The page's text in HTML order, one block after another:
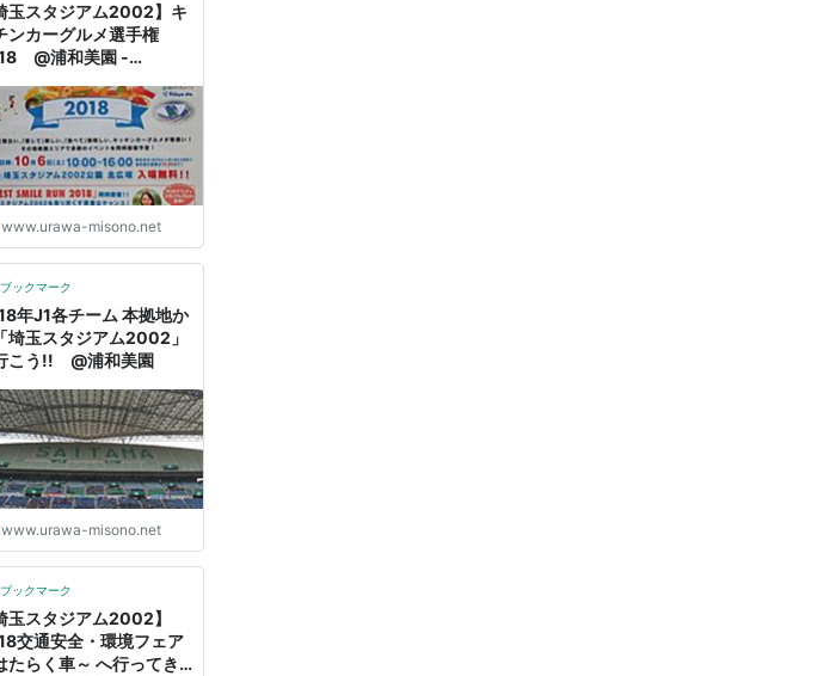
玉スタジアム2002】キ
ンカーグルメ選手権
@浦和美園 -
www.urawa-misono.net
ブックマーク
年J1各チーム 本拠地か
埼玉スタジアム2002」
こう!! @浦和美園
www.urawa-misono.net
ブックマーク
玉スタジアム2002】
交通安全・環境フェア
たらく車～ へ行ってき